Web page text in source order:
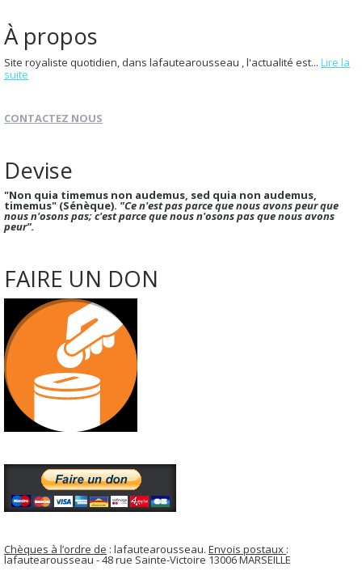
À propos
Site royaliste quotidien, dans lafautearousseau , l'actualité est... Lire la
suite
CONTACTEZ NOUS
Devise
"Non quia timemus non audemus, sed quia non audemus,
timemus" (Sénèque). "Ce n'est pas parce que nous avons peur que
nous n'osons pas; c'est parce que nous n'osons pas que nous avons
peur".
FAIRE UN DON
Chèques à l’ordre de : lafautearousseau. Envois postaux :
lafautearousseau - 48 rue Sainte-Victoire 13006 MARSEILLE